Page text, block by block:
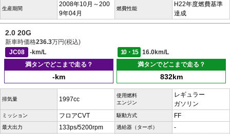
生産期間
2008年10月～200
9年04月
燃費性能
H22年度燃費基準
達成
2.0 20G
新車時価格236.3万円(税込)
JC08
-km/L 10・15
16.0km/L
満タンでどこまで走る？
-km
満タンでどこまで走る？
832km
排気量 1997cc
使用燃料
エンジン
レギュラー
ガソリン
ミッション フロアCVT 駆動方式 FF
最大出力 133ps/5200rpm 過給器（ターボ） -